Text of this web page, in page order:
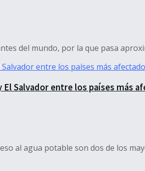
del mundo, por la que pasa
Salvador entre los países más
al agua potable son dos de los